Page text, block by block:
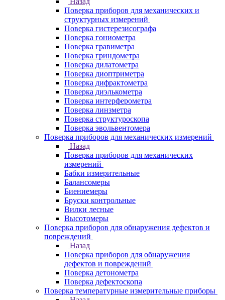
Поверка приборов для механических и
структурных измерений
Поверка гистерезисографа
Поверка гониометра
Поверка гравиметра
Поверка гриндометра
Поверка дилатометра
Поверка диоптриметра
Поверка дифрактометра
Поверка диэлькометра
Поверка интерферометра
Поверка линзметра
Поверка структуроскопа
Поверка эвольвентомера
Поверка приборов для механических измерений
Назад
Поверка приборов для механических
измерений
Бабки измерительные
Балансомеры
Биениемеры
Бруски контрольные
Вилки лесные
Высотомеры
Поверка приборов для обнаружения дефектов и
повреждений
Назад
Поверка приборов для обнаружения
дефектов и повреждений
Поверка детонометра
Поверка дефектоскопа
Поверка температурные измерительные приборы